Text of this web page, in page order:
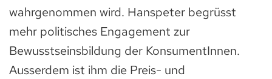
wahrgenommen wird. Hanspeter begrüsst
mehr politisches Engagement zur
Bewusstseinsbildung der KonsumentInnen.
Ausserdem ist ihm die Preis- und